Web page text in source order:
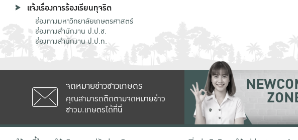
แจ้งเรื่องการร้องเรียนทุจริต
ช่องทางมหาวิทยาลัยเกษตรศาสตร์
ช่องทางสำนักงาน ป.ป.ช.
ช่องทางสำนักงาน ป.ป.ท.
จดหมายข่าวชาวเกษตร
คุณสามารถติดตามจดหมายข่าว
ชาวม.เกษตรได้ที่นี่